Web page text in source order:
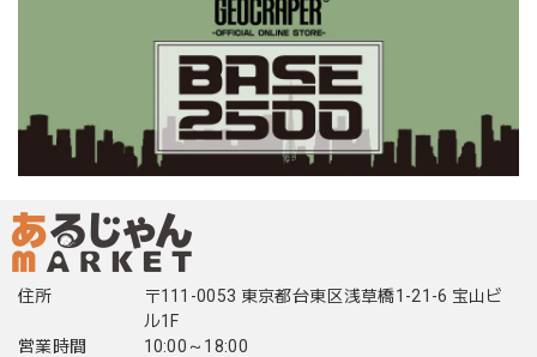
住所
〒111-0053 東京都台東区浅草橋1-21-6 宝山ビ
ル1F
営業時間
10:00～18:00